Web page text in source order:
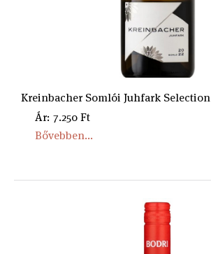
Kreinbacher Somlói Juhfark Selection
Ár: 7.250 Ft
Bővebben...